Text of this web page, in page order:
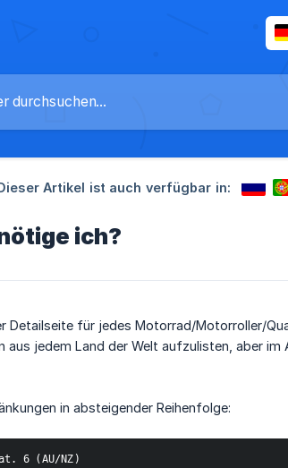
Artikel ist auch verfügbar in:
ich?
Detailseite für jedes Motorrad/Motorroller/
aus jedem Land der Welt aufzulisten, aber
in absteigender Reihenfolge:
6 (AU/NZ)